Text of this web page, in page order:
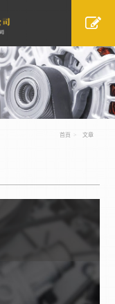
首頁 文章